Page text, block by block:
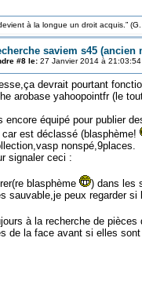
à la longue un droit acquis.”
saviem s45 (ancien
#8 le:27 Janvier 2014 à 21:03:54
devrait pourtant
arobase yahoopointfr (le
encore équipé pour publier
est déclassé (blasphème!
nonspé,9places.
signaler ceci :
blasphème
) dans les
sauvable,je peux regarder si
à la recherche de
de la face avant si elles